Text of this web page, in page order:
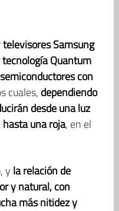
televisores Samsung
tecnología Quantum
con
cuales, dependiendo
desde una luz
hasta una roja, en el
y la relación de
y natural, con
más nitidez y